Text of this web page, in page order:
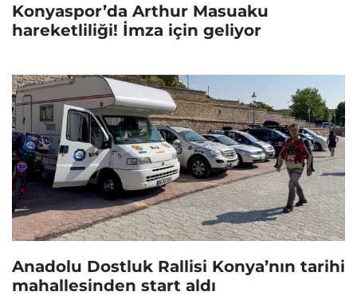
Konyaspor’da Arthur Masuaku
hareketliliği! İmza için geliyor
Anadolu Dostluk Rallisi Konya’nın tarihi
mahallesinden start aldı